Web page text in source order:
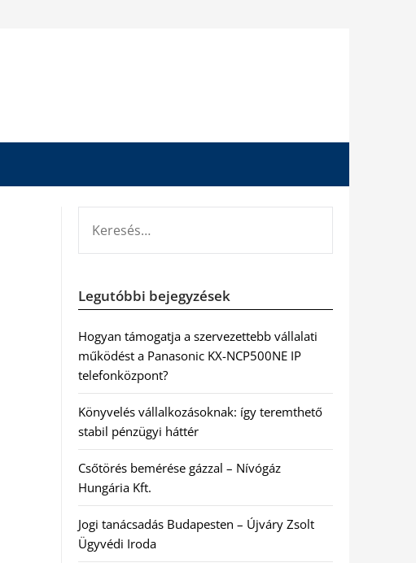
Legutóbbi bejegyzések
Hogyan támogatja a szervezettebb vállalati
működést a Panasonic KX-NCP500NE IP
telefonközpont?
Könyvelés vállalkozásoknak: így teremthető
stabil pénzügyi háttér
Csőtörés bemérése gázzal – Nívógáz
Hungária Kft.
Jogi tanácsadás Budapesten – Újváry Zsolt
Ügyvédi Iroda